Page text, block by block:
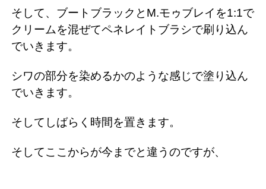
そして、ブートブラックとM.モゥブレイを1:1で
クリームを混ぜてペネレイトブラシで刷り込ん
でいきます。
シワの部分を染めるかのような感じで塗り込ん
でいきます。
そしてしばらく時間を置きます。
そしてここからが今までと違うのですが、